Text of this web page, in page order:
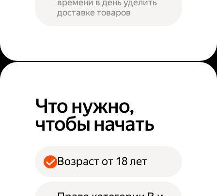
доставке товаров
Что нужно,
чтобы начать
Возраст от 18 лет